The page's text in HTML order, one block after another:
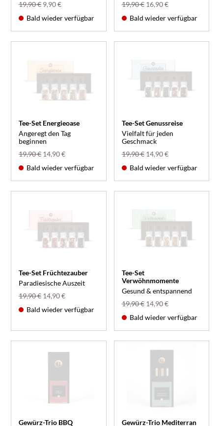
19,90 €9,90 €
Bald wieder verfügbar
19,90 €16,90 €
Bald wieder verfügbar
Tee-Set Energieoase
Angeregt den Tag
beginnen
19,90 €14,90 €
Bald wieder verfügbar
Tee-Set Genussreise
Vielfalt für jeden
Geschmack
19,90 €14,90 €
Bald wieder verfügbar
Tee-Set Früchtezauber
Paradiesische Auszeit
19,90 €14,90 €
Bald wieder verfügbar
Tee-Set
Verwöhnmomente
Gesund & entspannend
19,90 €14,90 €
Bald wieder verfügbar
Gewürz-Trio BBQ
Gewürz-Trio Mediterran